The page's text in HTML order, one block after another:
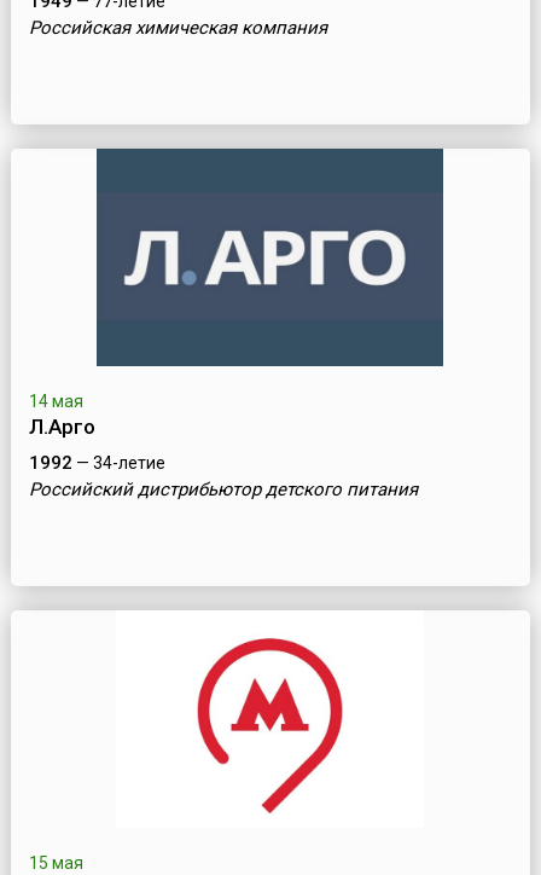
Российская химическая компания
14 мая
Л.Арго
1992 — 34-летие
Российский дистрибьютор детского питания
15 мая